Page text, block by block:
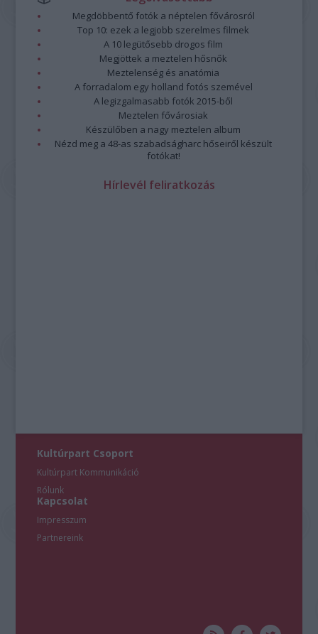
Megdöbbentő fotók a néptelen fővárosról
Top 10: ezek a legjobb szerelmes filmek
A 10 legütősebb drogos film
Megjöttek a meztelen hősnők
Meztelenség és anatómia
A forradalom egy holland fotós szemével
A legizgalmasabb fotók 2015-ből
Meztelen fővárosiak
Készülőben a nagy meztelen album
Nézd meg a 48-as szabadságharc hőseiről készült
fotókat!
Hírlevél feliratkozás
Kultúrpart Csoport
Kultúrpart Kommunikáció
Rólunk
Kapcsolat
Impresszum
Partnereink